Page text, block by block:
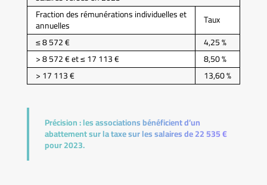
Fraction des rémunérations individuelles et
annuelles
Taux
≤ 8 572 €
4,25 %
> 8 572 € et ≤ 17 113 €
8,50 %
> 17 113 €
13,60 %
Précision :les associations bénéficient d’un
abattement sur la taxe sur les salaires de 22 535 €
pour 2023.